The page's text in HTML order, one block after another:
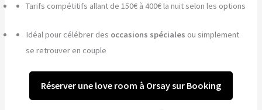
Tarifs compétitifs allant de 150€ à 400€ la nuit selon les options
Idéal pour célébrer des occasions spéciales ou simplement
se retrouver en couple
Réserver une love room à Orsay sur Booking